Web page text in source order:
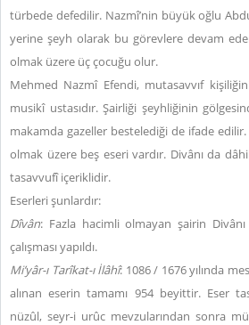
türbede defedilir. Nazmî’nin büyük oğlu
yerine şeyh olarak bu görevlere devam
olmak üzere üç çocuğu olur.
Mehmed Nazmî Efendi, mutasavvıf
musikî ustasıdır. Şairliği şeyhliğinin
makamda gazeller bestelediği de ifade
olmak üzere beş eseri vardır. Divânı da
tasavvufî içeriklidir.
Eserleri şunlardır:
Dîvân: Fazla hacimli olmayan şairin
çalışması yapıldı.
Mi’yâr-ı Tarîkat-ı İlâhî: 1086 / 1676 yılında
alınan eserin tamamı 954 beyittir. Eser
nüzûl, seyr-i urûc mevzularından sonra